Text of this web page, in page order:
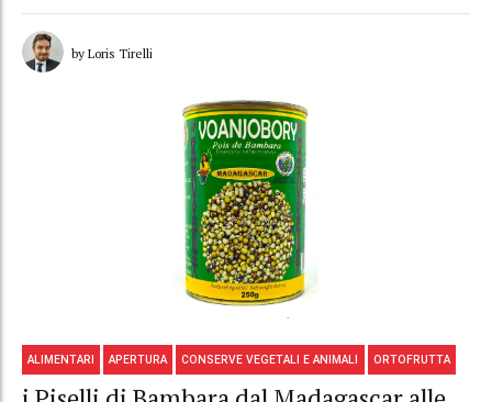
by Loris Tirelli
ALIMENTARI APERTURA CONSERVE VEGETALI E ANIMALI ORTOFRUTTA